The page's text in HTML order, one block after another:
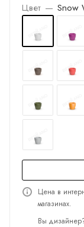
Цвет — Snow
Цена в
магазинах.
Вы